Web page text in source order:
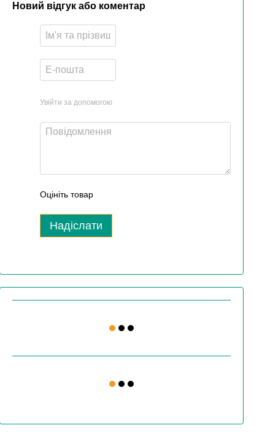
Новий відгук або коментар
Увійти за допомогою
Оцініть товар
Надіслати